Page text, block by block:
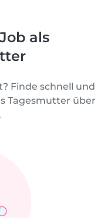
als
Finde schnell und
Tagesmutter über